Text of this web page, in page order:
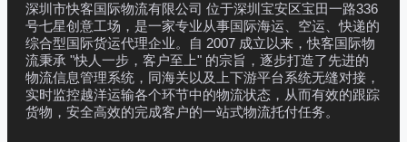
深圳市快客国际物流有限公司 位于深圳宝安区宝田一路336
号七星创意工场，是一家专业从事国际海运、空运、快递的
综合型国际货运代理企业。自 2007 成立以来，快客国际物
流秉承 "快人一步，客户至上" 的宗旨，逐步打造了先进的
物流信息管理系统，同海关以及上下游平台系统无缝对接，
实时监控越洋运输各个环节中的物流状态，从而有效的跟踪
货物，安全高效的完成客户的一站式物流托付任务。